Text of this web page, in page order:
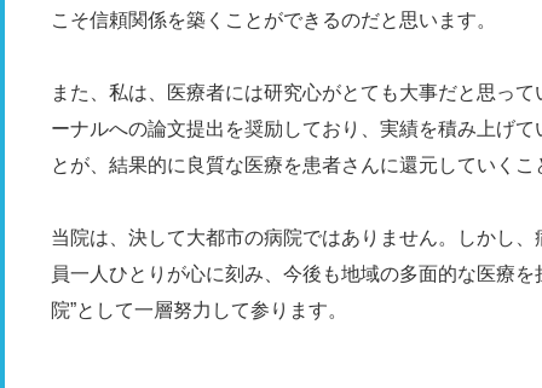
こそ信頼関係を築くことができるのだと思います。
また、私は、医療者には研究心がとても大事だと思っ
ーナルへの論文提出を奨励しており、実績を積み上げ
とが、結果的に良質な医療を患者さんに還元していく
当院は、決して大都市の病院ではありません。しかし、
員一人ひとりが心に刻み、今後も地域の多面的な医療
院”として一層努力して参ります。